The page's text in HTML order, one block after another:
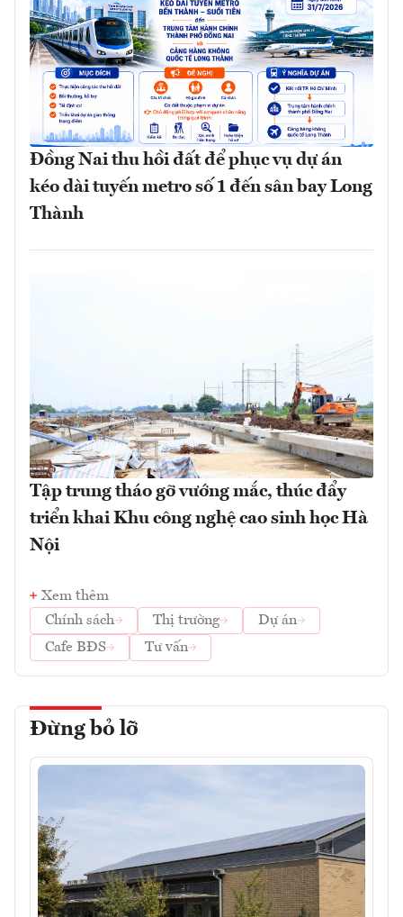
Đồng Nai thu hồi đất để phục vụ dự án
kéo dài tuyến metro số 1 đến sân bay Long
Thành
Tập trung tháo gỡ vướng mắc, thúc đẩy
triển khai Khu công nghệ cao sinh học Hà
Nội
Xem thêm
Chính sách
Thị trường
Dự án
Cafe BĐS
Tư vấn
Đừng bỏ lỡ